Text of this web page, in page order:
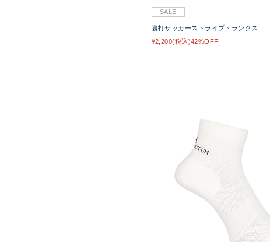
SALE
裏打サッカーストライプトランクス
¥2,200(税込)42%OFF